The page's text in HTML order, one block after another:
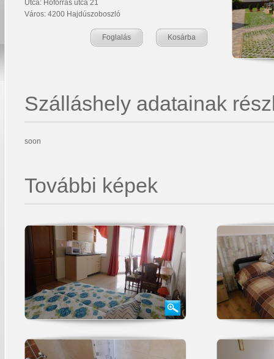
Utca: Hőforrás utca 21
Város: 4200 Hajdúszoboszló
Kosárba
Foglalás
Szálláshely adatainak
soon
További képek